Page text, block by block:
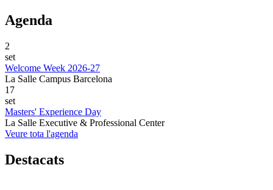
Agenda
2
set
Welcome Week 2026-27
La Salle Campus Barcelona
17
set
Masters' Experience Day
La Salle Executive & Professional Center
Veure tota l'agenda
Destacats